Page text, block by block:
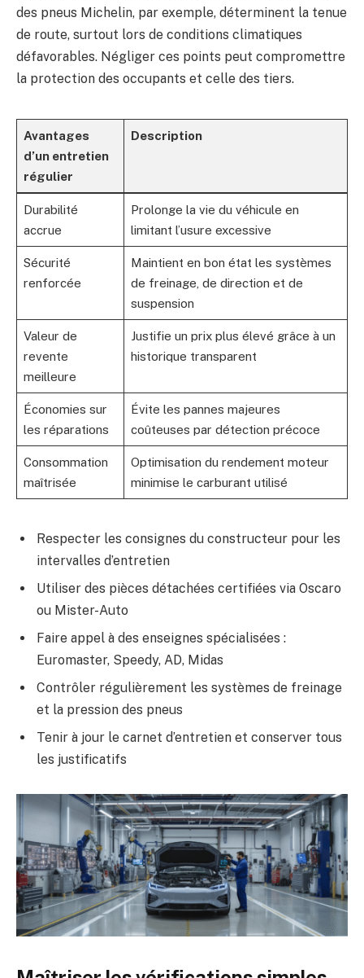
des pneus Michelin, par exemple, déterminent la tenue
de route, surtout lors de conditions climatiques
défavorables. Négliger ces points peut compromettre
la protection des occupants et celle des tiers.
Avantages
d’un entretien
régulier
Description
Durabilité
accrue
Prolonge la vie du véhicule en
limitant l’usure excessive
Sécurité
renforcée
Maintient en bon état les systèmes
de freinage, de direction et de
suspension
Valeur de
revente
meilleure
Justifie un prix plus élevé grâce à un
historique transparent
Économies sur
les réparations
Évite les pannes majeures
coûteuses par détection précoce
Consommation
maîtrisée
Optimisation du rendement moteur
minimise le carburant utilisé
Respecter les consignes du constructeur pour les
intervalles d’entretien
Utiliser des pièces détachées certifiées via Oscaro
ou Mister-Auto
Faire appel à des enseignes spécialisées :
Euromaster, Speedy, AD, Midas
Contrôler régulièrement les systèmes de freinage
et la pression des pneus
Tenir à jour le carnet d’entretien et conserver tous
les justificatifs